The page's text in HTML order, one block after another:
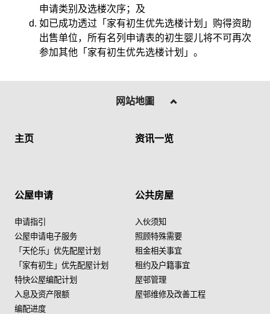
申请类别及选楼次序；及
如已成功透过「家有初生优先选楼计划」购得资助
出售单位，所有名列申请表的初生婴儿将不可再次
参加其他「家有初生优先选楼计划」。
网站地圖
主页 资讯一览
公屋申请
申请指引
公屋申请电子服务
「天伦乐」优先配屋计划
「家有初生」优先配屋计划
特快公屋编配计划
入息及资产限额
编配进度
公共房屋
入伙须知
照顾特殊需要
租金相关事宜
租约及户籍事宜
屋邨管理
屋邨维修及改善工程